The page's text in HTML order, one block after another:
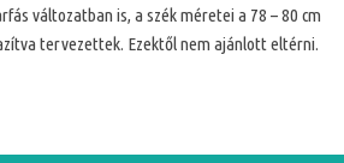
változatban is, a szék méretei a 78 – 80 cm
tervezettek. Ezektől nem ajánlott eltérni.